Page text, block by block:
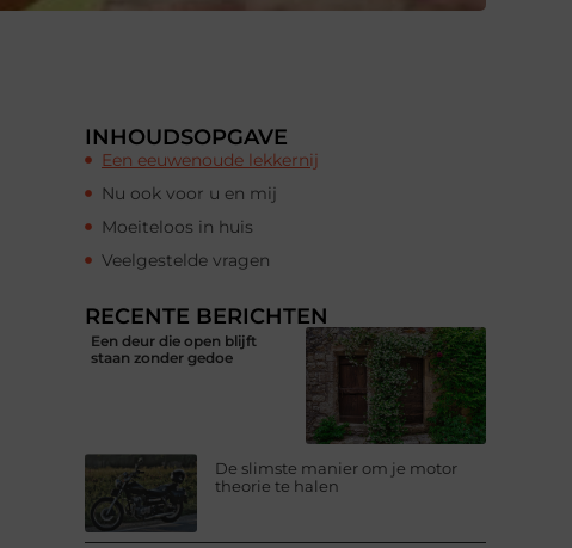
INHOUDSOPGAVE
Een eeuwenoude lekkernij
Nu ook voor u en mij
Moeiteloos in huis
Veelgestelde vragen
RECENTE BERICHTEN
Een deur die open blijft
staan zonder gedoe
De slimste manier om je motor
theorie te halen